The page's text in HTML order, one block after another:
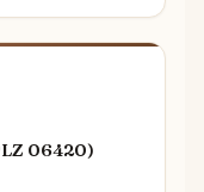
06420)